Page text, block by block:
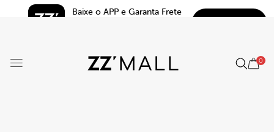
Baixe o APP e Garanta Frete
0